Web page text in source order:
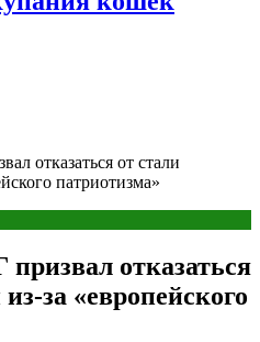
отказаться от стали
патриотизма»
отказаться
за «европейского